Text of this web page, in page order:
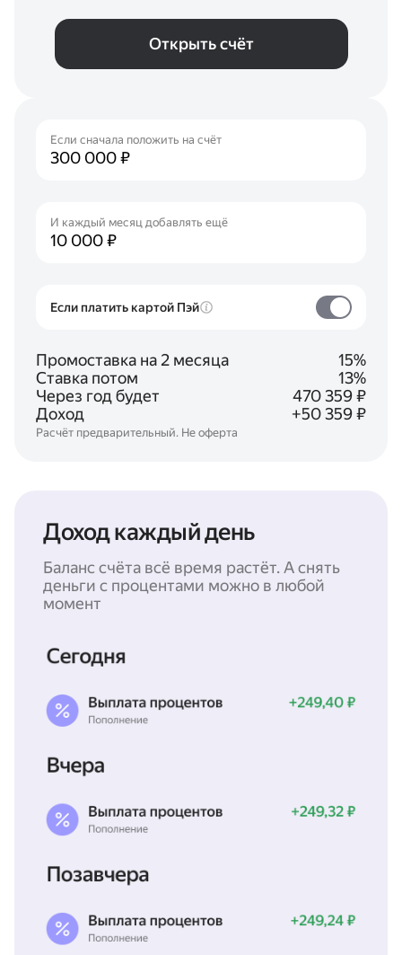
Открыть счёт
Если сначала положить на счёт
И каждый месяц добавлять ещё
Если платить картой Пэй
Промоставка на 2 месяца
15%
Ставка потом
13%
Через год будет
470 359 ₽
Доход
+50 359 ₽
Расчёт предварительный. Не оферта
Доход каждый день
Баланс счёта всё время растёт. А снять
деньги с процентами можно в любой
момент